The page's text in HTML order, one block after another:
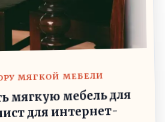
МЯГКОЙ МЕБЕЛИ
мягкую мебель для
для интернет-